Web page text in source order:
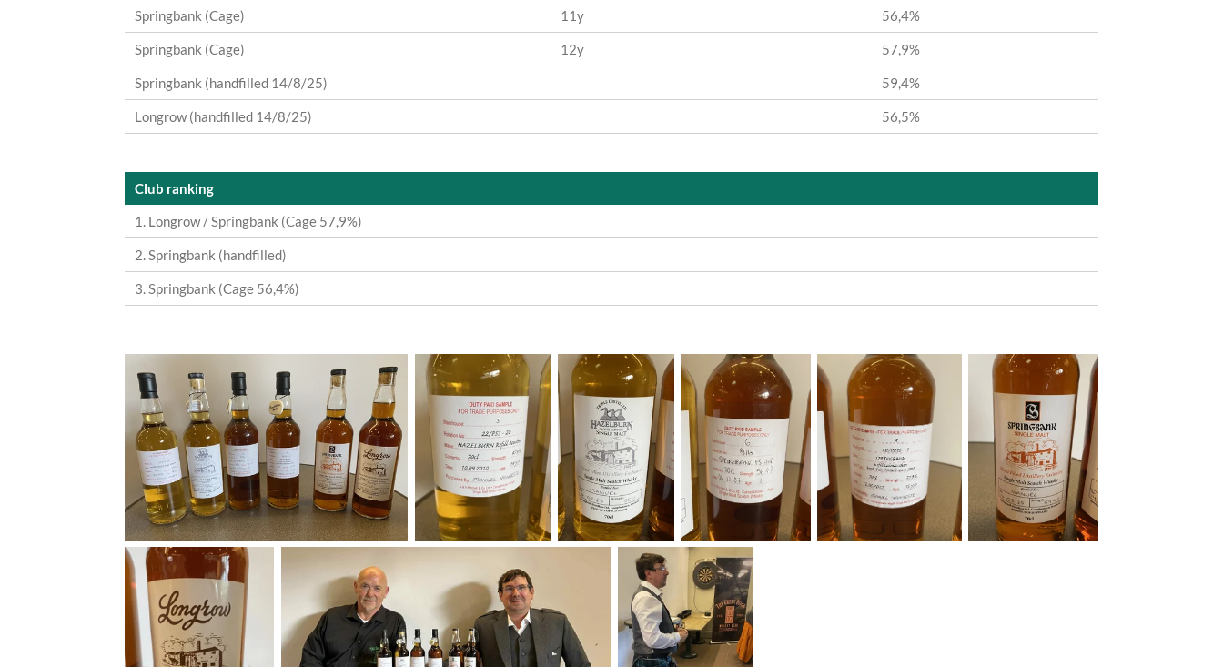
Springbank (Cage) 11y 56,4%
Springbank (Cage) 12y 57,9%
Springbank (handfilled 14/8/25) 59,4%
Longrow (handfilled 14/8/25) 56,5%
Club ranking
1. Longrow / Springbank (Cage 57,9%)
2. Springbank (handfilled)
3. Springbank (Cage 56,4%)